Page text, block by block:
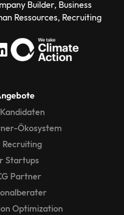
Builder, Business
Ressources, Recruiting
Ökosystem
Recruiting
Startups
Partner
Optimization